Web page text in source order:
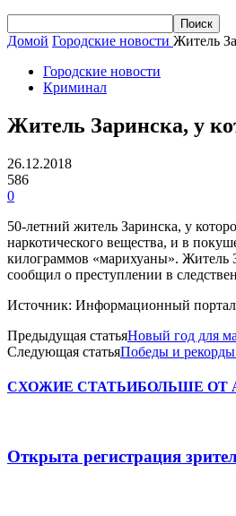
Домой Городские новости Житель
Городские новости
Криминал
Житель Заринска, у
26.12.2018
586
0
50-летний житель Заринска, у
наркотического вещества, и в
килограммов «марихуаны». Житель
сообщил о преступлении в
Источник: Информационный портал
Предыдущая статьяНовый год для
Следующая статьяПобеды и рекорды
СХОЖИЕ СТАТЬИБОЛЬШЕ ОТ
Открыта регистрация